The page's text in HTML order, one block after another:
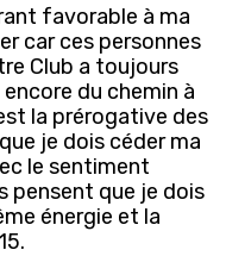
favorable à ma
car ces personnes
Club a toujours
du chemin à
la prérogative des
je dois céder ma
le sentiment
pensent que je dois
énergie et la